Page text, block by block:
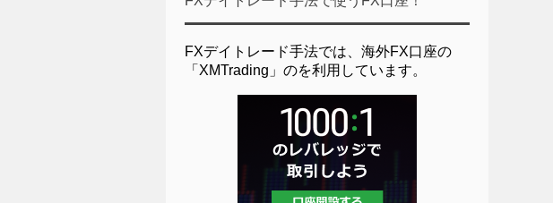
FXデイトレード手法では、海外FX口座の
「XMTrading」のを利用しています。